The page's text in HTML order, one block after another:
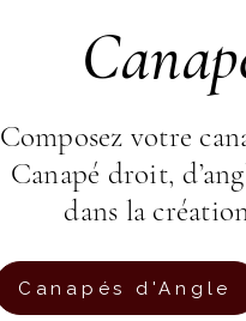
Composez votre
Canapé droit,
dans la
Canapés d'Angle